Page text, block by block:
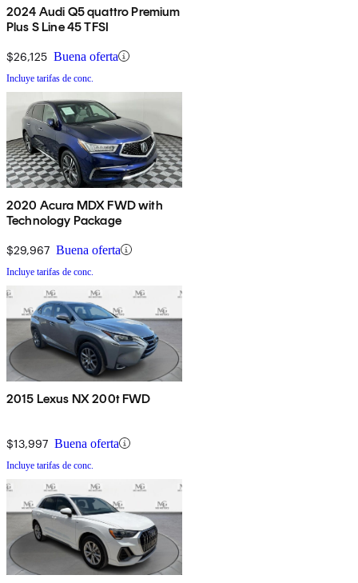
2024 Audi Q5 quattro Premium
Plus S Line 45 TFSI
$26,125 Buena oferta
Incluye tarifas de conc.
2020 Acura MDX FWD with
Technology Package
$29,967 Buena oferta
Incluye tarifas de conc.
2015 Lexus NX 200t FWD
$13,997 Buena oferta
Incluye tarifas de conc.